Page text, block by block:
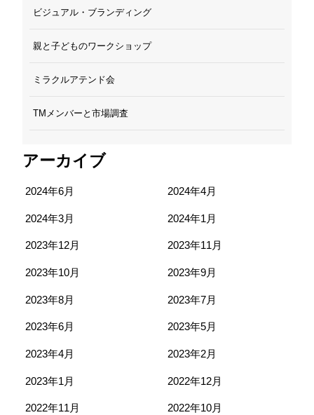
ビジュアル・ブランディング
親と子どものワークショップ
ミラクルアテンド会
TMメンバーと市場調査
アーカイブ
2024年6月 2024年4月
2024年3月 2024年1月
2023年12月 2023年11月
2023年10月 2023年9月
2023年8月 2023年7月
2023年6月 2023年5月
2023年4月 2023年2月
2023年1月 2022年12月
2022年11月 2022年10月